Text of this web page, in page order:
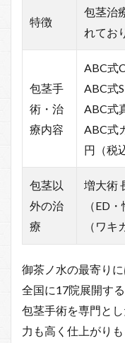
特徴
包茎治
れてお
包茎手
術・治
療内容
ABC式
ABC式
ABC式
ABC式
円（税
包茎以
外の治
療
増大術
（ED
（ワキ
御茶ノ水の最寄り
全国に17院展開す
包茎手術を専門と
力も高く仕上がり